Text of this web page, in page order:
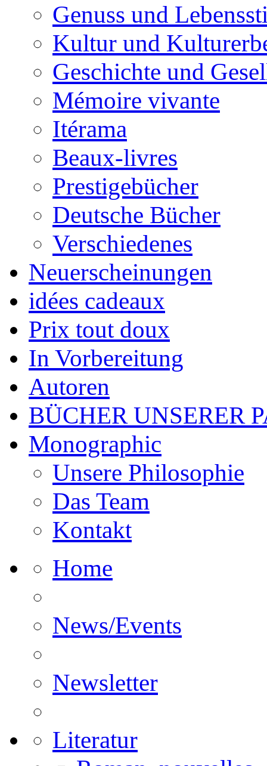
Genuss und
Kultur und
Geschichte und
Mémoire vivante
Itérama
Beaux-livres
Prestigebücher
Deutsche Bücher
Verschiedenes
Neuerscheinungen
idées cadeaux
Prix tout doux
In Vorbereitung
Autoren
BÜCHER UNSERER
Monographic
Unsere Philosophie
Das Team
Kontakt
Home
News/Events
Newsletter
Literatur